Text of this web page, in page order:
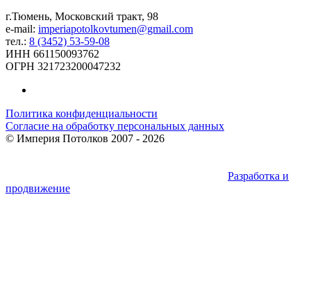
г.Тюмень, Московский тракт, 98
e-mail: imperiapotolkovtumen@gmail.com
тел.: 8 (3452) 53-59-08
ИНН 661150093762
ОГРН 321723200047232
Политика конфиденциальности
Согласие на обработку персональных данных
© Империя Потолков 2007 - 2026
Разработка и
продвижение